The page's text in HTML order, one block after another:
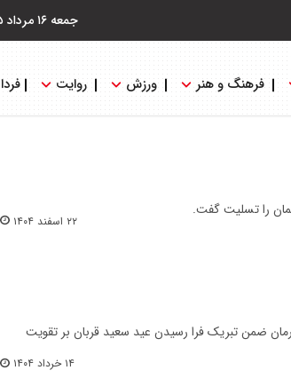
جمعه ۱۶ مرداد ۱۴۰۵
فرهنگ و هنر ورزش روایت فردا
را تسلیت گفت.
۲۲ اسفند ۱۴۰۴
ضمن تبریک فرا رسیدن عید سعید قربان بر تقویت
۱۴ خرداد ۱۴۰۴